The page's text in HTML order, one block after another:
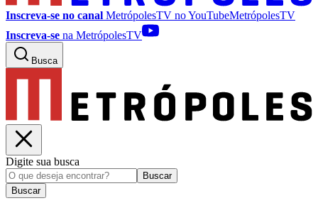
Inscreva-se no canal MetrópolesTV noYouTubeMetrópolesTV
Inscreva-se na MetrópolesTV
Busca
Digite sua busca
Buscar
Buscar